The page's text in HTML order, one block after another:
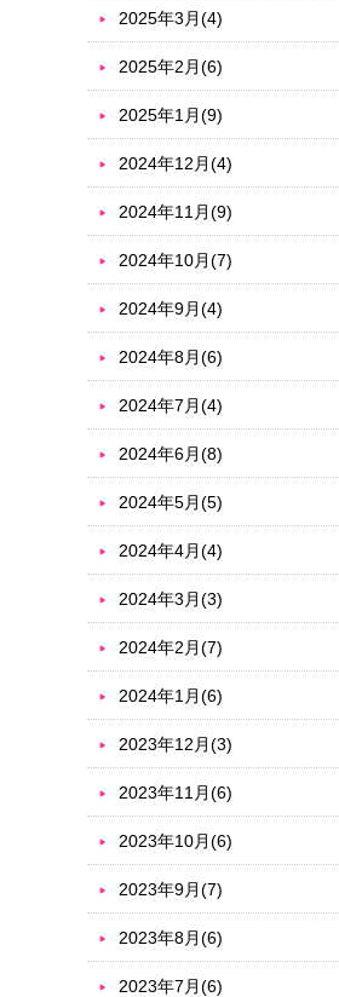
2025年3月(4)
2025年2月(6)
2025年1月(9)
2024年12月(4)
2024年11月(9)
2024年10月(7)
2024年9月(4)
2024年8月(6)
2024年7月(4)
2024年6月(8)
2024年5月(5)
2024年4月(4)
2024年3月(3)
2024年2月(7)
2024年1月(6)
2023年12月(3)
2023年11月(6)
2023年10月(6)
2023年9月(7)
2023年8月(6)
2023年7月(6)